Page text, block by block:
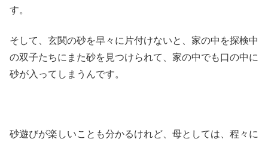
す。
そして、玄関の砂を早々に片付けないと、家の中を探検中
の双子たちにまた砂を見つけられて、家の中でも口の中に
砂が入ってしまうんです。
砂遊びが楽しいことも分かるけれど、母としては、程々に